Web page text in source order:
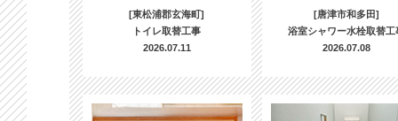
[東松浦郡玄海町]
トイレ取替工事
2026.07.11
[唐津市和多田]
浴室シャワー水栓取替工
2026.07.08